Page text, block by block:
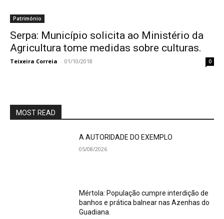
Património
Serpa: Município solicita ao Ministério da
Agricultura tome medidas sobre culturas.
Teixeira Correia - 01/10/2018 0
MOST READ
A AUTORIDADE DO EXEMPLO
05/08/2026
Mértola: População cumpre interdição de
banhos e prática balnear nas Azenhas do
Guadiana.